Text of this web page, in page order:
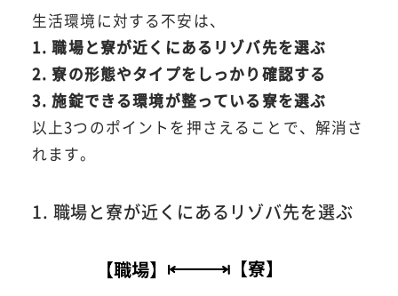
生活環境に対する不安は、
1. 職場と寮が近くにあるリゾバ先を選ぶ
2. 寮の形態やタイプをしっかり確認する
3. 施錠できる環境が整っている寮を選ぶ
以上3つのポイントを押さえることで、解消さ
れます。
1. 職場と寮が近くにあるリゾバ先を選ぶ